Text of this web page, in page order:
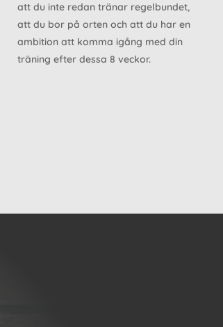
att du inte redan tränar regelbundet,
att du bor på orten och att du har en
ambition att komma igång med din
träning efter dessa 8 veckor.